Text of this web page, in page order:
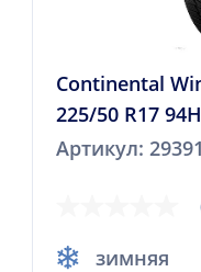
Continental
225/50 R17
Артикул:
зимняя